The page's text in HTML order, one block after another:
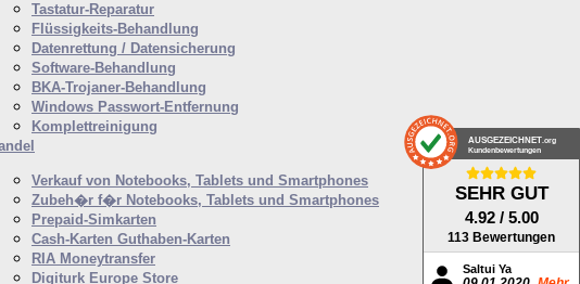
Tastatur-Reparatur
Flüssigkeits-Behandlung
Datenrettung / Datensicherung
Software-Behandlung
BKA-Trojaner-Behandlung
Windows Passwort-Entfernung
Komplettreinigung
Verkauf von Notebooks, Tablets und Smartphones
Zubeh�r f�r Notebooks, Tablets und Smartphones
Prepaid-Simkarten
Cash-Karten Guthaben-Karten
RIA Moneytransfer
Digiturk Europe Store
AUSGEZEICHNET .org
Kundenbewertungen
SEHR GUT
4.92 / 5.00
113 Bewertungen
Saltui Ya